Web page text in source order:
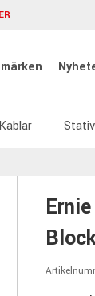
Kablar Stativ